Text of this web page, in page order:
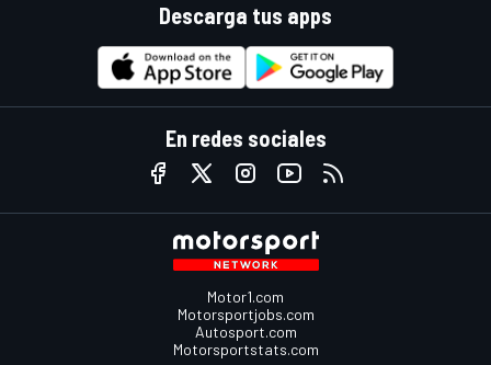
Descarga tus apps
En redes sociales
Motor1.com
Motorsportjobs.com
Autosport.com
Motorsportstats.com